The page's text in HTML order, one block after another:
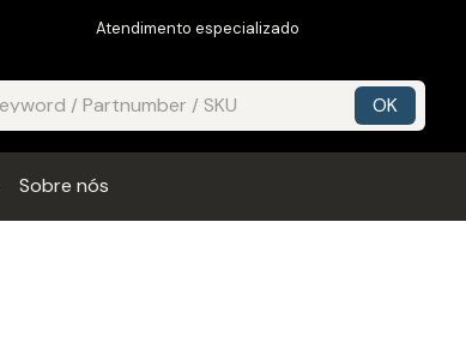
Atendimento especializado
Sobre nós